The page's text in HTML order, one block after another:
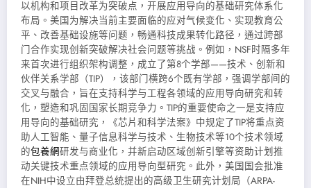
以机构和项目改革为突破点，开展应用导向的基础研究体系化
布局。美国为解决当前主要面临的应对气候变化、实现教育公
平、改善基础设施等问题，畅通科技成果转化路径，通过跨部
门合作实现创新突破解决社会问题等挑战。例如，NSF时隔多年
来首次进行组织架构调整，成立了第8个学部——技术、创新和
伙伴关系学部（TIP），该部门横跨6个既有学部，强调学部间的
交叉与融合，旨在支持科学与工程各领域的应用导向研究和转
化，塑造和巩固国家长期竞争力。TIP的重要使命之一是支持应
用导向的基础研究，《芯片和科学法案》中规定了TIP将重点资
助人工智能、量子信息科学与技术、生物技术等10个技术领域
的包養網研发与商业化，并新启动区域创新引擎等资助计划推
动关键技术重点领域的应用导向型研究。此外，美国国会批准
在NIH中设立由拜登总统提出的高级卫生研究计划局（ARPA-